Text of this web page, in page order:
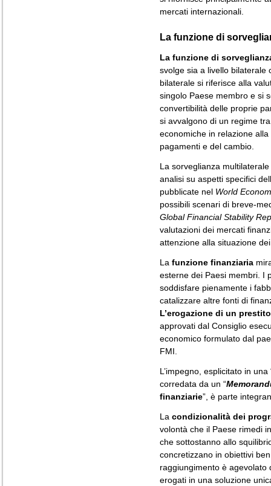
mercati internazionali.
La funzione di
La funzione di
svolge sia a livello bilaterale
bilaterale si riferisce alla
singolo Paese membro e si
convertibilità delle proprie
si avvalgono di un regime
economiche in relazione
pagamenti e del cambio.
La sorveglianza
analisi su aspetti specifici
pubblicate nel World
possibili scenari di breve-
Global Financial Stability
valutazioni dei mercati
attenzione alla situazione
La funzione finanziaria
esterne dei Paesi membri. I
soddisfare pienamente i
catalizzare altre fonti di
L’erogazione di un prestito
approvati dal Consiglio
economico formulato dal
FMI.
L’impegno, esplicitato in una
corredata da un “
finanziarie”, è parte
La condizionalità dei
volontà che il Paese rimedi
che sottostanno allo
concretizzano in obiettivi
raggiungimento è
erogati in una soluzione